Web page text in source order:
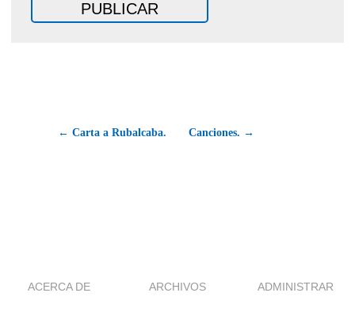
← Carta a Rubalcaba. Canciones. →
ACERCA DE ARCHIVOS ADMINISTRAR